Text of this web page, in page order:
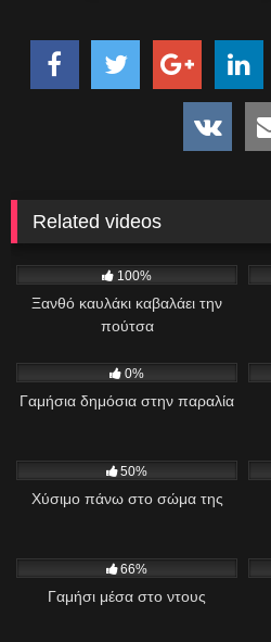
Related videos
100%
Ξανθό καυλάκι καβαλάει την
πούτσα
0%
Γαμήσια δημόσια στην παραλία
50%
Χύσιμο πάνω στο σώμα της
66%
Γαμήσι μέσα στο ντους